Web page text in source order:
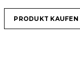
PRODUKT KAUFEN